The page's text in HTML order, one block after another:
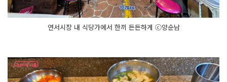
연서시장 내 식당가에서 한끼 든든하게 ⓒ양순남